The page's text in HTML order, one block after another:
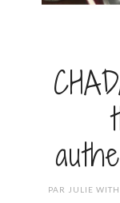
PAR JULIE